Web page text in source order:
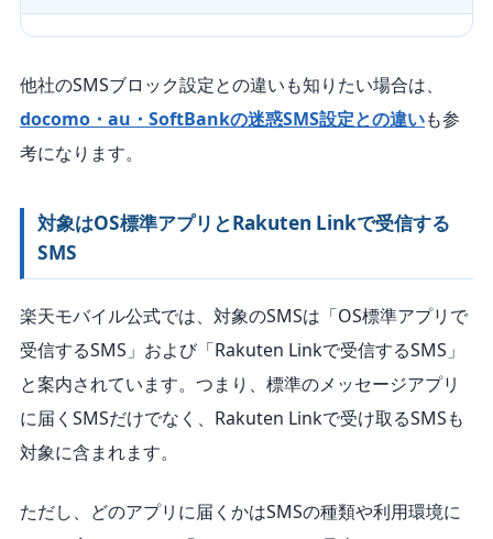
他社のSMSブロック設定との違いも知りたい場合は、
docomo・au・SoftBankの迷惑SMS設定との違いも参
考になります。
対象はOS標準アプリとRakuten Linkで受信する
SMS
楽天モバイル公式では、対象のSMSは「OS標準アプリで
受信するSMS」および「Rakuten Linkで受信するSMS」
と案内されています。つまり、標準のメッセージアプリ
に届くSMSだけでなく、Rakuten Linkで受け取るSMSも
対象に含まれます。
ただし、どのアプリに届くかはSMSの種類や利用環境に